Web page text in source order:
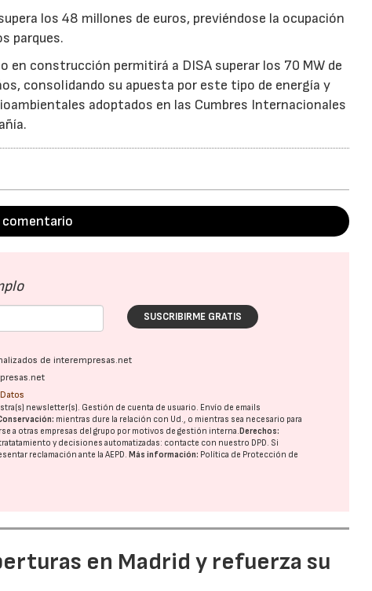
los 48 millones de euros, previéndose la ocupación
parques.
en construcción permitirá a DISA superar los 70 MW de
consolidando su apuesta por este tipo de energía y
adoptados en las Cumbres Internacionales
comentario
SUSCRIBIRME GRATIS
de interempresas.net
newsletter(s). Gestión de cuenta de usuario. Envío de emails
mientras dure la relación con Ud., o mientras sea necesario para
a otras empresas del grupo por motivos de gestión interna.Derechos:
y decisiones automatizadas: contacte con nuestro DPD. Si
reclamación ante laAEPD.Más información: Política de Protección de
en Madrid y refuerza su